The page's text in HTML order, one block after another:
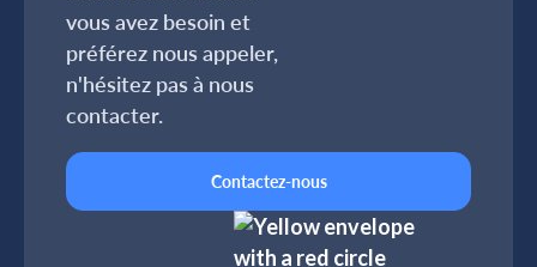
vous avez besoin et
préférez nous appeler,
n'hésitez pas à nous
contacter.
Contactez-nous